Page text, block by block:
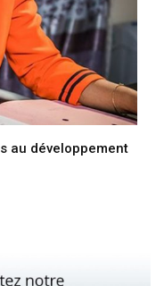
au développement